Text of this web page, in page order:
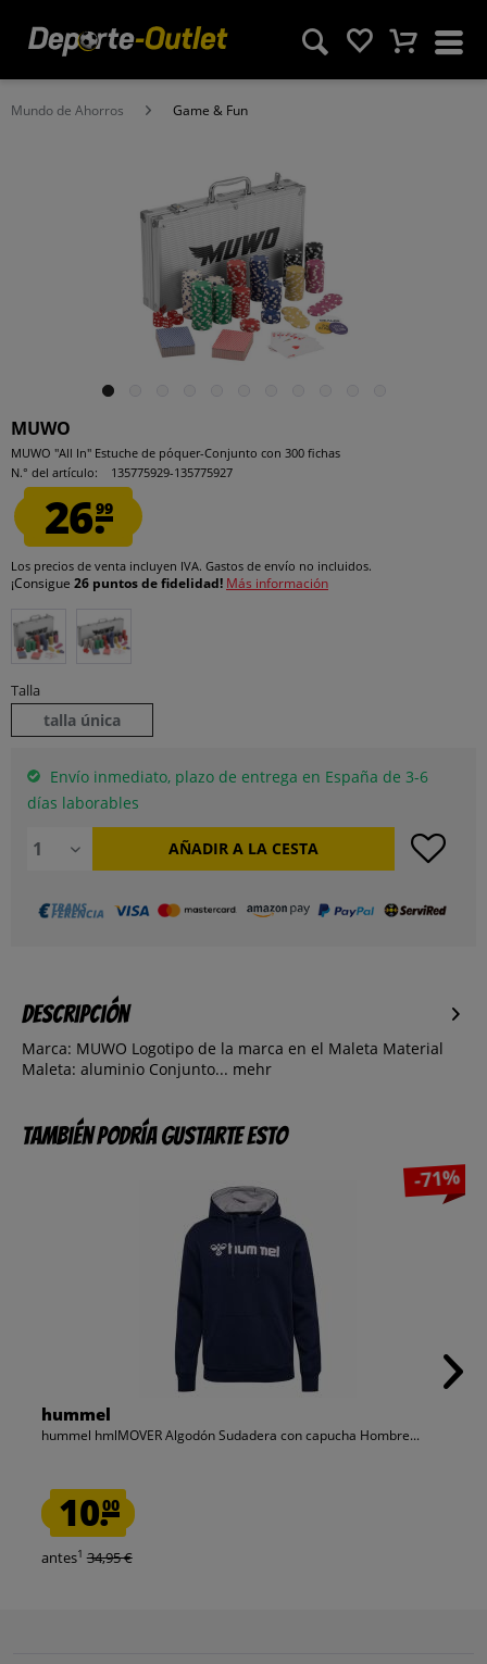
Mundo de Ahorros Game & Fun
MUWO
MUWO "All In" Estuche de póquer-Conjunto con 300 fichas
N.° del artículo:
135775929-135775927
26.99
Los precios de venta incluyen IVA. Gastos de envío no incluidos.
¡Consigue 26 puntos de fidelidad! Más información
Talla
talla única
Envío inmediato, plazo de entrega en España de 3-6
días laborables
AÑADIR A LA CESTA
Descripción
Marca: MUWO Logotipo de la marca en el Maleta Material
Maleta: aluminio Conjunto... mehr
También podría gustarte esto
-71%
hummel
hummel hmlMOVER Algodón Sudadera con capucha Hombre...
10.00
antes1 34,95 €